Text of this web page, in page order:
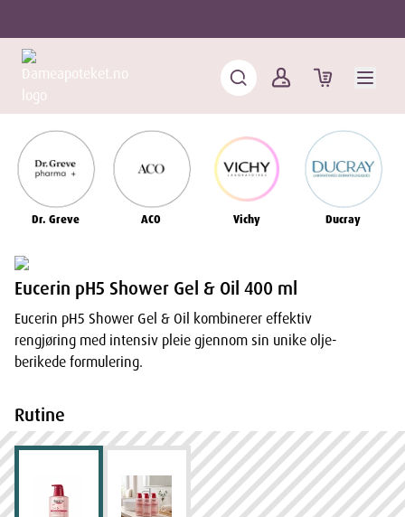
Dr. Greve ACO Vichy Ducray
Eucerin pH5 Shower Gel & Oil 400 ml
Eucerin pH5 Shower Gel & Oil kombinerer effektiv
rengjøring med intensiv pleie gjennom sin unike olje-
berikede formulering.
Rutine